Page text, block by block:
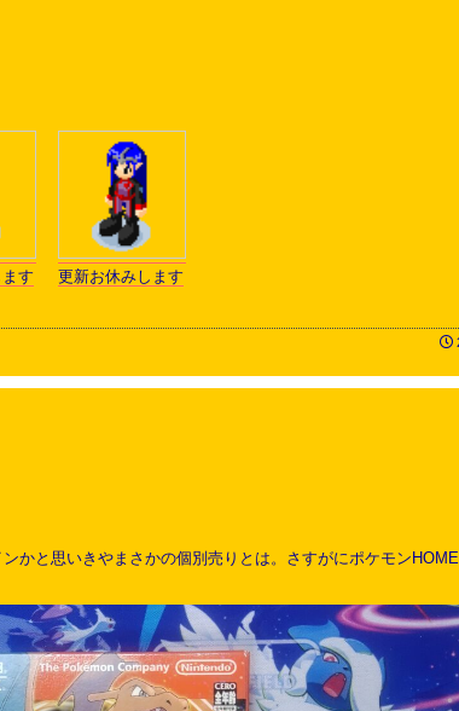
す 更新お休みします
かと思いきやまさかの個別売りとは。さすがにポケモン